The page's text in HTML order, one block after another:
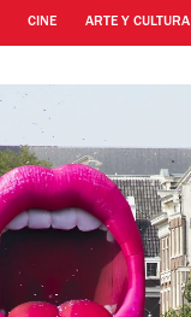
CINE ARTE Y CULTURA